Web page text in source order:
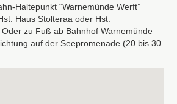
Haltepunkt “Warnemünde Werft”
Haus Stolteraa oder Hst.
zu Fuß ab Bahnhof Warnemünde
auf der Seepromenade (20 bis 30